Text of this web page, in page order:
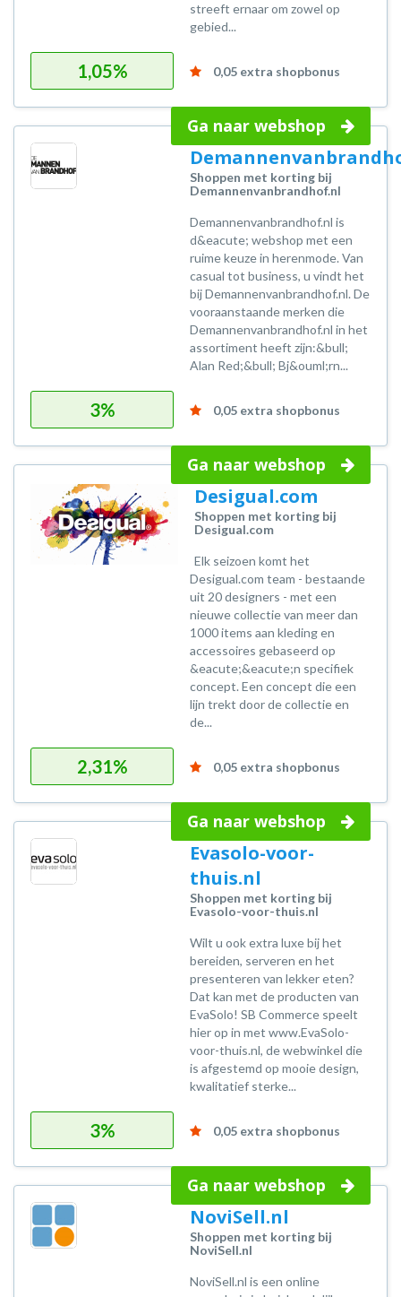
streeft ernaar om zowel op
gebied...
1,05% 0,05 extra shopbonus
Ga naar webshop
Shoppen met korting bij
Demannenvanbrandhof.nl
Demannenvanbrandhof.nl is
d&eacute; webshop met een
ruime keuze in herenmode. Van
casual tot business, u vindt het
bij Demannenvanbrandhof.nl. De
vooraanstaande merken die
Demannenvanbrandhof.nl in het
assortiment heeft zijn:&bull;
Alan Red;&bull; Bj&ouml;rn...
3% 0,05 extra shopbonus
Ga naar webshop
Desigual.com
Shoppen met korting bij
Desigual.com
Elk seizoen komt het
Desigual.com team - bestaande
uit 20 designers - met een
nieuwe collectie van meer dan
1000 items aan kleding en
accessoires gebaseerd op
&eacute;&eacute;n specifiek
concept. Een concept die een
lijn trekt door de collectie en
de...
2,31% 0,05 extra shopbonus
Ga naar webshop
Evasolo-voor-
thuis.nl
Shoppen met korting bij
Evasolo-voor-thuis.nl
Wilt u ook extra luxe bij het
bereiden, serveren en het
presenteren van lekker eten?
Dat kan met de producten van
EvaSolo! SB Commerce speelt
hier op in met www.EvaSolo-
voor-thuis.nl, de webwinkel die
is afgestemd op mooie design,
kwalitatief sterke...
3% 0,05 extra shopbonus
Ga naar webshop
NoviSell.nl
Shoppen met korting bij
NoviSell.nl
NoviSell.nl is een online